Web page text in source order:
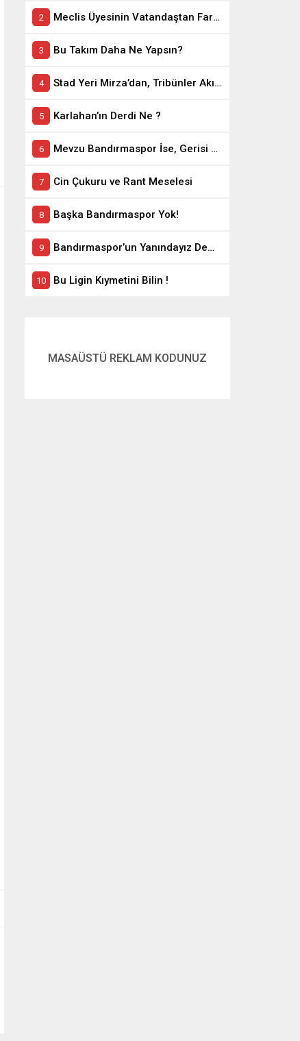
Meclis Üyesinin Vatandaştan Farkı Ne ?
Bu Takım Daha Ne Yapsın?
Stad Yeri Mirza’dan, Tribünler Akın’dan: Geriye Bakanlık Kaldı.
Karlahan’ın Derdi Ne ?
Mevzu Bandırmaspor İse, Gerisi Teferruattır
Cin Çukuru ve Rant Meselesi
Başka Bandırmaspor Yok!
Bandırmaspor’un Yanındayız Demekle Olmuyor!
Bu Ligin Kıymetini Bilin !
MASAÜSTÜ REKLAM KODUNUZ